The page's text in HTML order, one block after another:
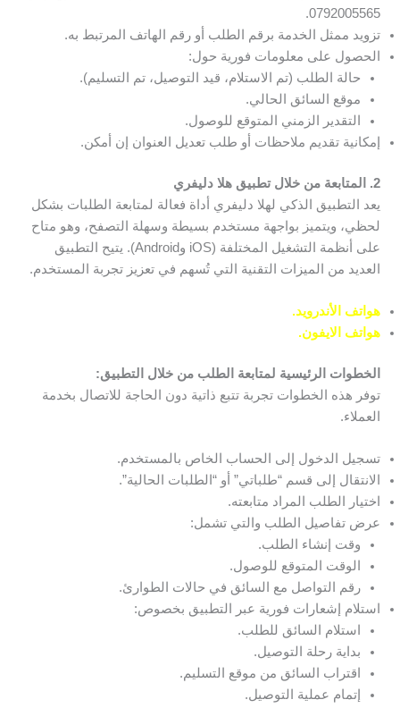
0792005565.
تزويد ممثل الخدمة برقم الطلب أو رقم الهاتف المرتبط به.
الحصول على معلومات فورية حول:
حالة الطلب (تم الاستلام، قيد التوصيل، تم التسليم).
موقع السائق الحالي.
التقدير الزمني المتوقع للوصول.
إمكانية تقديم ملاحظات أو طلب تعديل العنوان إن أمكن.
2. المتابعة من خلال تطبيق هلا دليفري
يعد التطبيق الذكي لهلا دليفري أداة فعالة لمتابعة الطلبات بشكل
لحظي، ويتميز بواجهة مستخدم بسيطة وسهلة التصفح، وهو متاح
على أنظمة التشغيل المختلفة (iOS وAndroid). يتيح التطبيق
العديد من الميزات التقنية التي تُسهم في تعزيز تجربة المستخدم.
هواتف الأندرويد.
هواتف الايفون.
الخطوات الرئيسية لمتابعة الطلب من خلال التطبيق:
توفر هذه الخطوات تجربة تتبع ذاتية دون الحاجة للاتصال بخدمة
العملاء.
تسجيل الدخول إلى الحساب الخاص بالمستخدم.
الانتقال إلى قسم “طلباتي” أو “الطلبات الحالية”.
اختيار الطلب المراد متابعته.
عرض تفاصيل الطلب والتي تشمل:
وقت إنشاء الطلب.
الوقت المتوقع للوصول.
رقم التواصل مع السائق في حالات الطوارئ.
استلام إشعارات فورية عبر التطبيق بخصوص:
استلام السائق للطلب.
بداية رحلة التوصيل.
اقتراب السائق من موقع التسليم.
إتمام عملية التوصيل.